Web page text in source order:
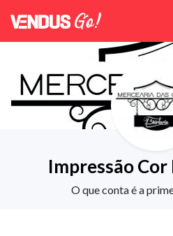
Impressão Cor
O que conta é a